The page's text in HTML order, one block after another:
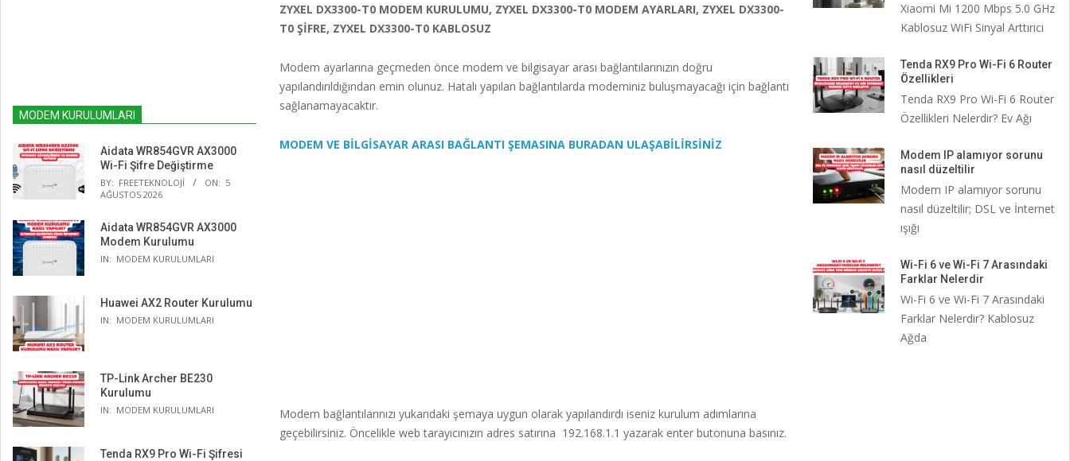
ZYXEL DX3300-T0 MODEM KURULUMU, ZYXEL DX3300-T0 MODEM AYARLARI, ZYXEL DX3300-
T0 ŞİFRE, ZYXEL DX3300-T0 KABLOSUZ
Modem ayarlarına geçmeden önce modem ve bilgisayar arası bağlantılarınızın doğru
yapılandırıldığından emin olunuz. Hatalı yapılan bağlantılarda modeminiz buluşmayacağı için bağlantı
sağlanamayacaktır.
MODEM VE BİLGİSAYAR ARASI BAĞLANTI ŞEMASINA BURADAN ULAŞABİLİRSİNİZ
Modem bağlantılarınızı yukarıdaki şemaya uygun olarak yapılandırdı iseniz kurulum adımlarına
geçebilirsiniz. Öncelikle web tarayıcınızın adres satırına 192.168.1.1 yazarak enter butonuna basınız.
MODEM KURULUMLARI
Aidata WR854GVR AX3000
Wi-Fi Şifre Değiştirme
BY: FREETEKNOLOJI ON: 5
AĞUSTOS 2026
Aidata WR854GVR AX3000
Modem Kurulumu
IN: MODEM KURULUMLARI
Huawei AX2 Router Kurulumu
IN: MODEM KURULUMLARI
TP-Link Archer BE230
Kurulumu
IN: MODEM KURULUMLARI
Tenda RX9 Pro Wi-Fi Şifresi
Xiaomi Mi 1200 Mbps 5.0 GHz
Kablosuz WiFi Sinyal Arttırıcı
Tenda RX9 Pro Wi-Fi 6 Router
Özellikleri
Tenda RX9 Pro Wi-Fi 6 Router
Özellikleri Nelerdir? Ev Ağı
Modem IP alamıyor sorunu
nasıl düzeltilir
Modem IP alamıyor sorunu
nasıl düzeltilir; DSL ve İnternet
ışığı
Wi-Fi 6 ve Wi-Fi 7 Arasındaki
Farklar Nelerdir
Wi-Fi 6 ve Wi-Fi 7 Arasındaki
Farklar Nelerdir? Kablosuz
Ağda